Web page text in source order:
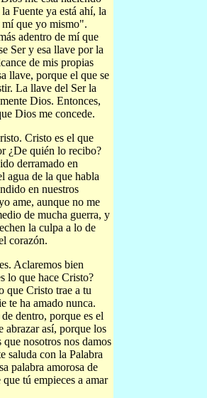
Fuente ya está ahí, la
mí que yo mismo".
adentro de mí que
Ser y esa llave por la
de mis propias
llave, porque el que se
La llave del Ser la
Dios. Entonces,
Dios me concede.
Cristo es el que
¿De quién lo recibo?
derramado en
agua de la que habla
en nuestros
ame, aunque no me
de mucha guerra, y
la culpa a lo de
corazón.
Aclaremos bien
lo que hace Cristo?
que Cristo trae a tu
te ha amado nunca.
dentro, porque es el
abrazar así, porque los
nosotros nos damos
saluda con la Palabra
palabra amorosa de
tú empieces a amar